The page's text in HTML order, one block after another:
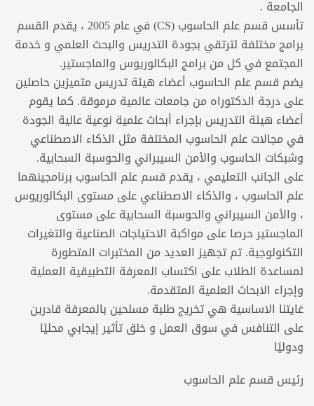
الجامعة .
تأسس قسم علم الحاسوب (CS) في عام 2005 ، يقدم القسم
برامج مختلفة لترتقي بجودة التدريس والبحث العلمي و خدمة
المجتمع في كل من برامج البكالوريوس والماجستير.
يضم قسم علم الحاسوب أعضاء هيئة تدريس متميزين حاصلين
على درجة الدكتوراه من جامعات عالمية مرموقة. كما يقوم
أعضاء هيئة التدريس بإجراء أبحاث علمية نوعية عالية الجودة
في مجالات علم الحاسوب المختلفة مثل الذكاء الاصطناعي
وشبكات الحاسوب والأمن السيبراني والحوسبة السحابية.
على الجانب التعليمي ، يقدم قسم علم الحاسوب برنامجينهما
علم الحاسوب ، والذكاء الاصطناعي على مستوى البكالوريوس
، والأمن السيبراني والحوسبة السحابية على مستوى
الماجستير حرصا على مواكبة الاحتياجات الصناعية والتغيرات
التكنولوجية. تم تجهيز العديد من المختبرات المتطورة
لمساعدة الطلاب على اكتساب المعرفة التطبيقية العملية
وإجراء الابحاث العلمية المتقدمة.
غايتنا الاساسية هي تخريج طلبة مسلحين بالمعرفة قادرين
على التنافس في سوق العمل و خلق تأثير إيجابي محليًا
ودوليًا
رئيس قسم علم الحاسوب